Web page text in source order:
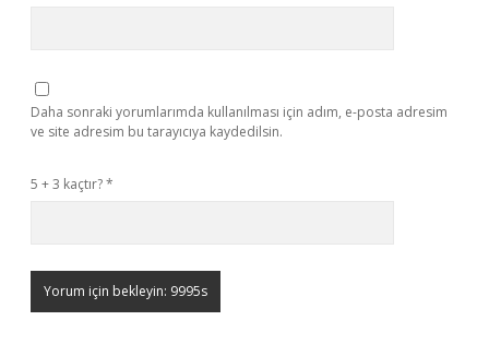
Daha sonraki yorumlarımda kullanılması için adım, e-posta adresim
ve site adresim bu tarayıcıya kaydedilsin.
5 + 3 kaçtır?*